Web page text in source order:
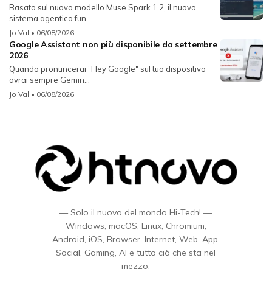
Basato sul nuovo modello Muse Spark 1.2, il nuovo
sistema agentico fun...
Jo Val • 06/08/2026
Google Assistant non più disponibile da settembre
2026
Quando pronuncerai "Hey Google" sul tuo dispositivo
avrai sempre Gemin...
Jo Val • 06/08/2026
— Solo il nuovo del mondo Hi-Tech! —
Windows, macOS, Linux, Chromium,
Android, iOS, Browser, Internet, Web, App,
Social, Gaming, AI e tutto ciò che sta nel
mezzo.